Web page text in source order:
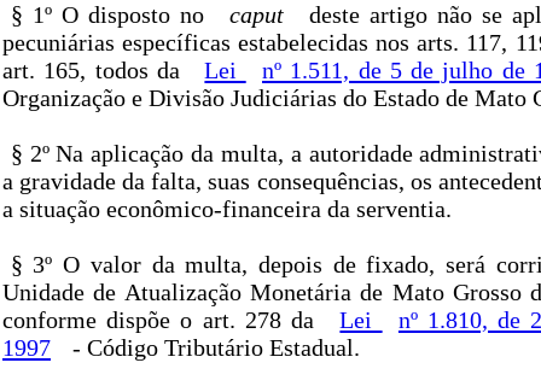
§ 1º O disposto no caput
deste artigo não se
pecuniárias específicas estabelecidas nos arts. 117,
art. 165, todos da
Lei
nº 1.511, de 5 de julho de
Organização e Divisão Judiciárias do Estado de Mato
§ 2º Na aplicação da multa, a autoridade
a gravidade da falta, suas consequências, os
a situação econômico-financeira da serventia.
§ 3º O valor da multa, depois de fixado, será
Unidade de Atualização Monetária de Mato Grosso
conforme dispõe o art. 278 da
Lei
nº 1.810, de
1997
- Código Tributário Estadual.